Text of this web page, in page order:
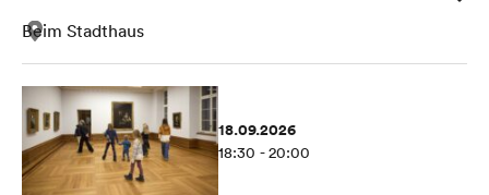
Beim Stadthaus
18.09.2026
18:30 - 20:00